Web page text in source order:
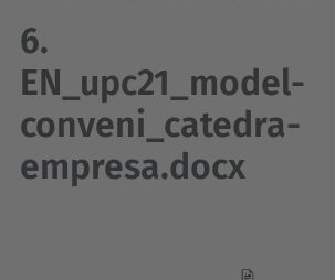
6.
EN_upc21_model-
conveni_catedra-
empresa.docx